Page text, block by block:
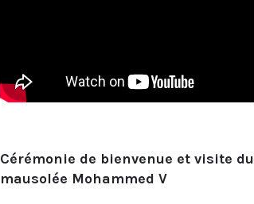
Cérémonie de bienvenue et visite du
mausolée Mohammed V